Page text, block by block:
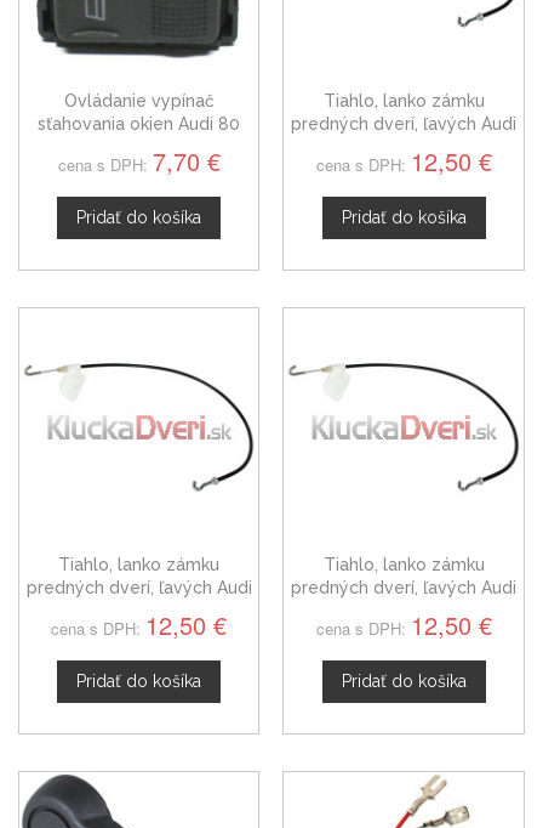
Ovládanie vypínač
sťahovania okien Audi 80
cena s DPH: 7,70 €
Pridať do košíka
Tiahlo, lanko zámku
predných dverí, ľavých Audi
cena s DPH: 12,50 €
Pridať do košíka
Tiahlo, lanko zámku
predných dverí, ľavých Audi
cena s DPH: 12,50 €
Pridať do košíka
Tiahlo, lanko zámku
predných dverí, ľavých Audi
cena s DPH: 12,50 €
Pridať do košíka